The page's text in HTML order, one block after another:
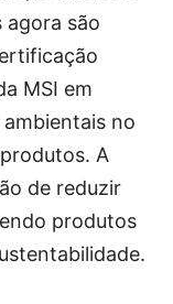
são
MSI em
no
A
de reduzir
produtos